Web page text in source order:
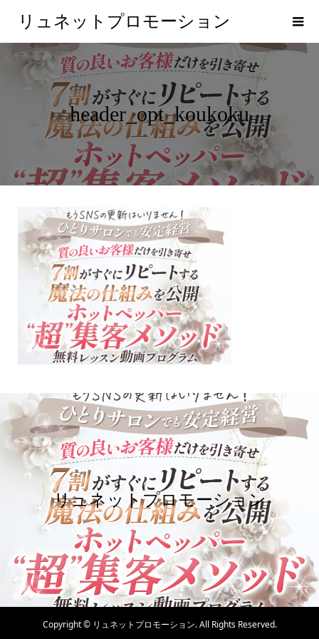
リュネットプロモーション
header_opt_koukoku
リュネットプロモーション
Copyright ©リュネットプロモーション. All Rights Reserved.